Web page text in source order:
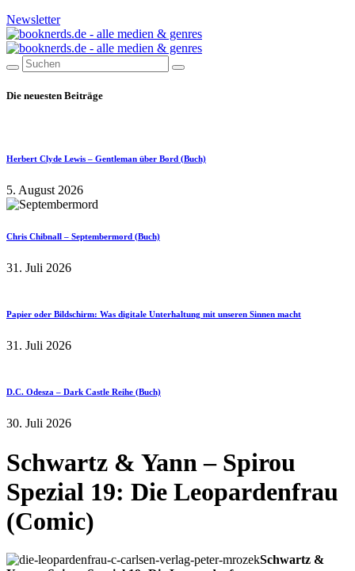
Newsletter
Die neuesten Beiträge
Herbert Clyde Lewis – Gentleman über Bord (Buch)
5. August 2026
Chris Chibnall – Septembermord (Buch)
31. Juli 2026
Papier oder Bildschirm: Was digitale Unterhaltung mit unseren Sinnen macht
31. Juli 2026
D.C. Odesza – Dark Castle Reihe (Buch)
30. Juli 2026
Schwartz & Yann – Spirou
Spezial 19: Die Leopardenfrau
(Comic)
Schwartz &